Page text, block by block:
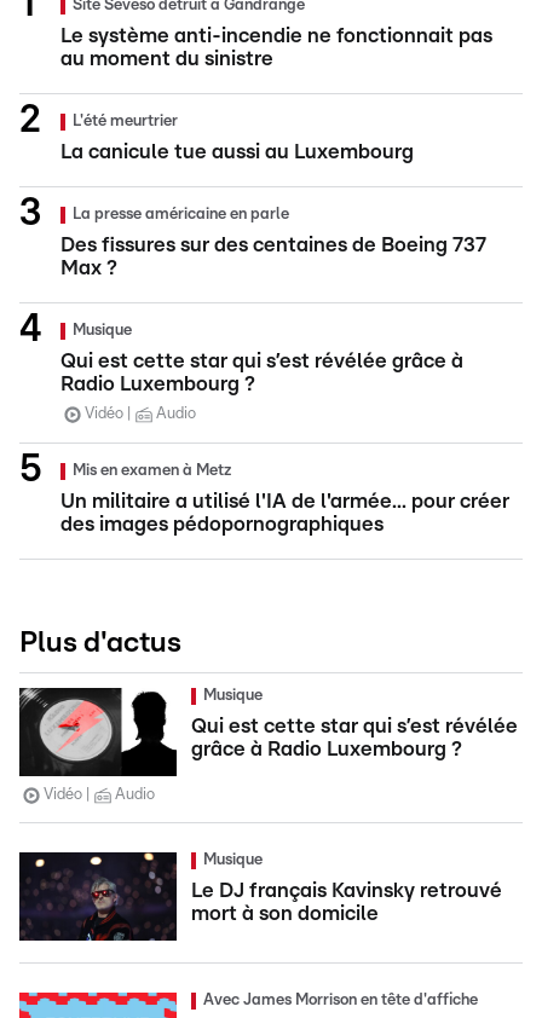
Site Seveso détruit à Gandrange
Le système anti-incendie ne fonctionnait pas
au moment du sinistre
L'été meurtrier
La canicule tue aussi au Luxembourg
La presse américaine en parle
Des fissures sur des centaines de Boeing 737
Max ?
Musique
Qui est cette star qui s’est révélée grâce à
Radio Luxembourg ?
Vidéo Audio
Mis en examen à Metz
Un militaire a utilisé l'IA de l'armée... pour créer
des images pédopornographiques
Plus d'actus
Musique
Qui est cette star qui s’est révélée
grâce à Radio Luxembourg ?
Vidéo Audio
Musique
Le DJ français Kavinsky retrouvé
mort à son domicile
Avec James Morrison en tête d'affiche